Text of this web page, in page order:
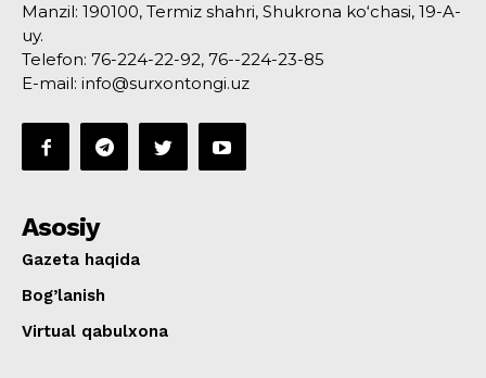
Manzil: 190100, Termiz shahri, Shukrona ko‘chasi, 19-A-
uy.
Telefon: 76-224-22-92, 76--224-23-85
E-mail: info@surxontongi.uz
Asosiy
Gazeta haqida
Bog’lanish
Virtual qabulxona